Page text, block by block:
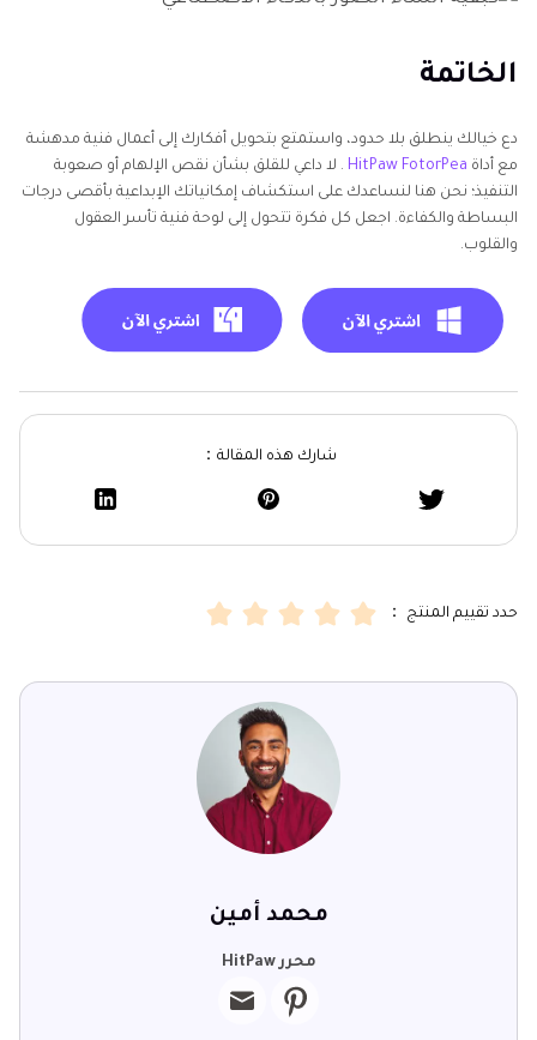
الخاتمة
دع خيالك ينطلق بلا حدود، واستمتع بتحويل أفكارك إلى أعمال فنية مدهشة
مع أداة HitPaw FotorPea . لا داعي للقلق بشأن نقص الإلهام أو صعوبة
التنفيذ؛ نحن هنا لنساعدك على استكشاف إمكانياتك الإبداعية بأقصى درجات
البساطة والكفاءة. اجعل كل فكرة تتحول إلى لوحة فنية تأسر العقول
والقلوب.
شارك هذه المقالة：
حدد تقييم المنتج ：
محمد أمين
محرر HitPaw